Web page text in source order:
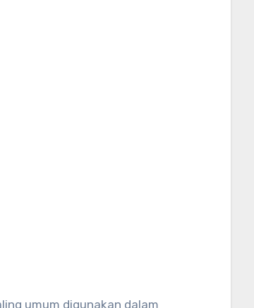
umum digunakan dalam